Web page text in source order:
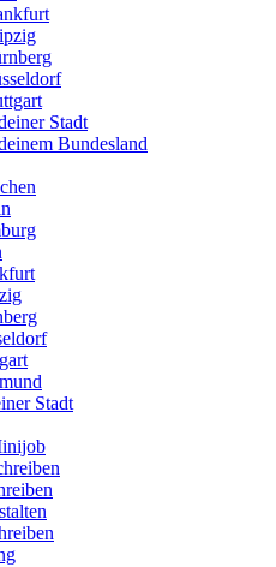
Stadt
Bundesland
Stadt